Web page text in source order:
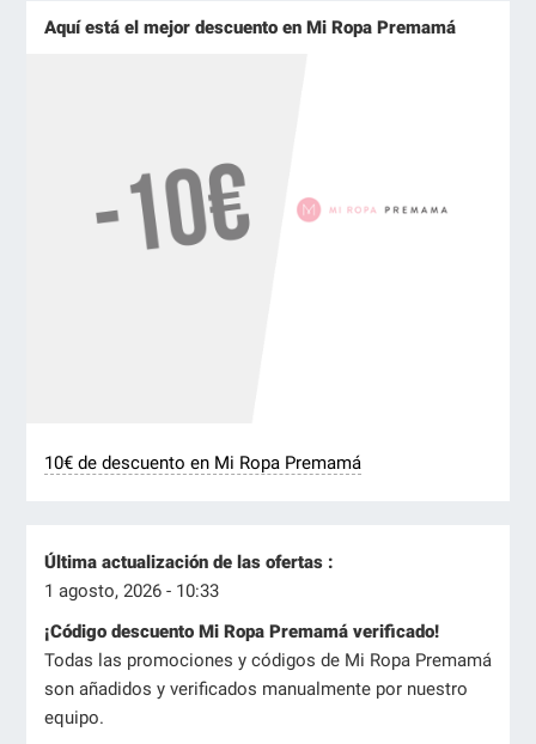
Aquí está el mejor descuento en Mi Ropa Premamá
10€ de descuento en Mi Ropa Premamá
Última actualización de las ofertas :
1 agosto, 2026 - 10:33
¡Código descuento Mi Ropa Premamá verificado!
Todas las promociones y códigos de Mi Ropa Premamá
son añadidos y verificados manualmente por nuestro
equipo.